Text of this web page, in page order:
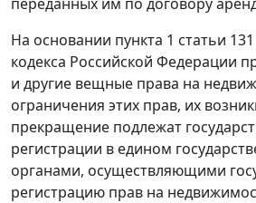
На основании пункта 1 статьи
кодекса Российской Федерации
и другие вещные права на
ограничения этих прав, их
прекращение подлежат
регистрации в едином
органами, осуществляющими
регистрацию прав на